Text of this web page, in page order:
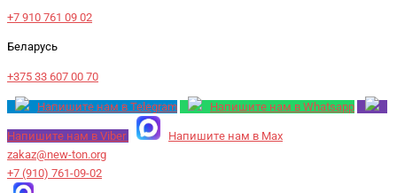
+7 910 761 09 02
Беларусь
+375 33 607 00 70
Напишите нам в Telegram Напишите нам в Whatsapp
Напишите нам в Viber
Напишите нам в Max
zakaz@new-ton.org
+7 (910) 761-09-02